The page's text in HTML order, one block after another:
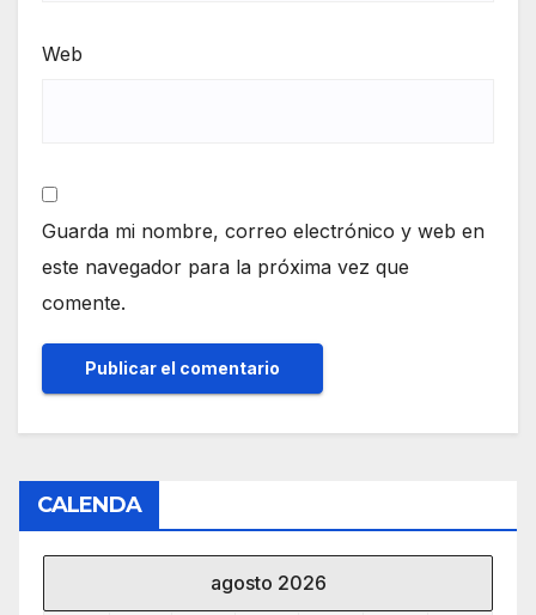
Web
Guarda mi nombre, correo electrónico y web en
este navegador para la próxima vez que
comente.
CALENDA
agosto 2026